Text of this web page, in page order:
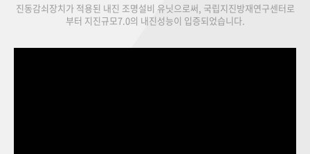
진동감쇠장치가 적용된 내진 조명설비 유닛으로써, 국립지진방재연구센터로
부터 지진규모7.0의 내진성능이 입증되었습니다.